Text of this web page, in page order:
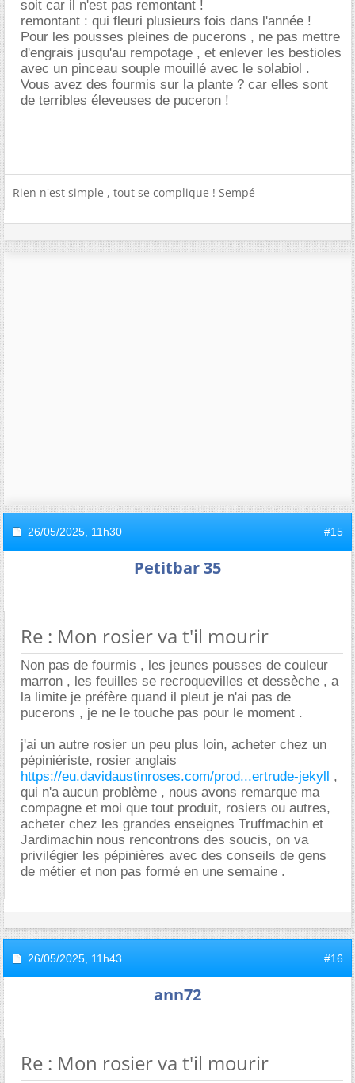
soit car il n'est pas remontant !
remontant : qui fleuri plusieurs fois dans l'année !
Pour les pousses pleines de pucerons , ne pas mettre
d'engrais jusqu'au rempotage , et enlever les bestioles
avec un pinceau souple mouillé avec le solabiol .
Vous avez des fourmis sur la plante ? car elles sont
de terribles éleveuses de puceron !
Rien n'est simple , tout se complique ! Sempé
26/05/2025, 11h30 #15
Petitbar 35
Re : Mon rosier va t'il mourir
Non pas de fourmis , les jeunes pousses de couleur
marron , les feuilles se recroquevilles et dessèche , a
la limite je préfère quand il pleut je n'ai pas de
pucerons , je ne le touche pas pour le moment .
j'ai un autre rosier un peu plus loin, acheter chez un
pépiniériste, rosier anglais
https://eu.davidaustinroses.com/prod...ertrude-jekyll ,
qui n'a aucun problème , nous avons remarque ma
compagne et moi que tout produit, rosiers ou autres,
acheter chez les grandes enseignes Truffmachin et
Jardimachin nous rencontrons des soucis, on va
privilégier les pépinières avec des conseils de gens
de métier et non pas formé en une semaine .
26/05/2025, 11h43 #16
ann72
Re : Mon rosier va t'il mourir